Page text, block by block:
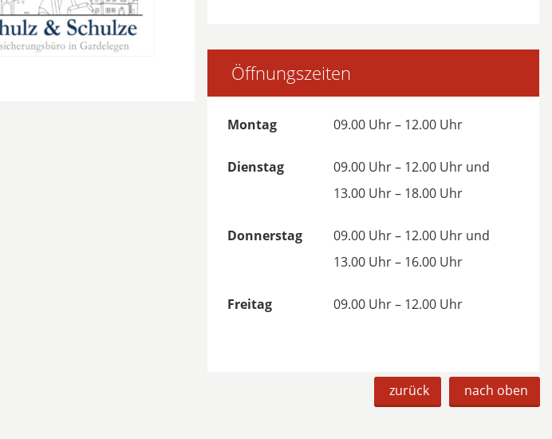
Öffnungszeiten
Montag 09.00 Uhr – 12.00 Uhr
Dienstag
09.00 Uhr – 12.00 Uhr und
13.00 Uhr – 18.00 Uhr
Donnerstag
09.00 Uhr – 12.00 Uhr und
13.00 Uhr – 16.00 Uhr
Freitag 09.00 Uhr – 12.00 Uhr
zurück nach oben